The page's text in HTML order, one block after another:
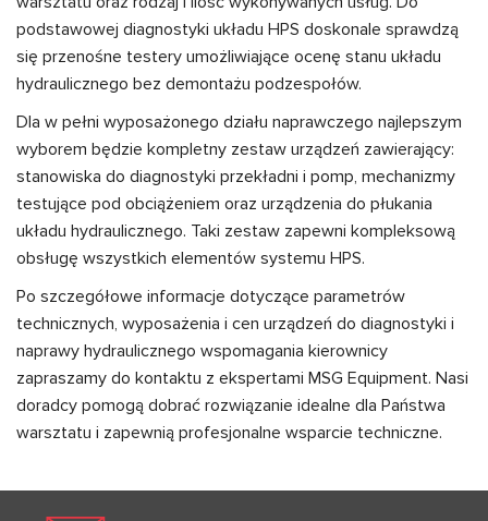
podstawowej diagnostyki układu HPS doskonale sprawdzą
się przenośne testery umożliwiające ocenę stanu układu
hydraulicznego bez demontażu podzespołów.
Dla w pełni wyposażonego działu naprawczego najlepszym
wyborem będzie kompletny zestaw urządzeń zawierający:
stanowiska do diagnostyki przekładni i pomp, mechanizmy
testujące pod obciążeniem oraz urządzenia do płukania
układu hydraulicznego. Taki zestaw zapewni kompleksową
obsługę wszystkich elementów systemu HPS.
Po szczegółowe informacje dotyczące parametrów
technicznych, wyposażenia i cen urządzeń do diagnostyki i
naprawy hydraulicznego wspomagania kierownicy
zapraszamy do kontaktu z ekspertami MSG Equipment. Nasi
doradcy pomogą dobrać rozwiązanie idealne dla Państwa
warsztatu i zapewnią profesjonalne wsparcie techniczne.